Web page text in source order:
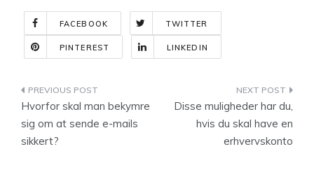
FACEBOOK TWITTER
PINTEREST LINKEDIN
Indlægsnavigation
Hvorfor skal man bekymre
sig om at sende e-mails
sikkert?
Disse muligheder har du,
hvis du skal have en
erhvervskonto